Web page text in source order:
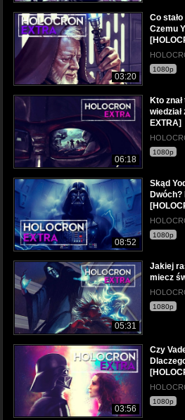
03:20
Co
Czemu
1080p
06:18
Kto
EXTRA]
1080p
08:52
Skąd
Dwóch?
1080p
05:31
Jakiej
miecz
1080p
03:56
Czy
1080p